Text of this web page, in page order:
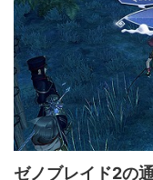
ゼノブレイド2の